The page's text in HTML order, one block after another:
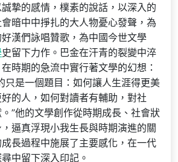
摯的感情，樸素的說話，以深入的
暗中中掙扎的大人物憂心發聲，為
漢們詠唱贊歌，為中國今世文學
史留下力作。巴金在汗青的裂變中淬
時期的急流中實行著文學的幻想：
只是一個題目：如何讓人生涯得更美
的人，如何對讀者有輔助，對社
”他的文學創作從時期成長、社會狀
逼真浮現小我生長與時期演進的關
長過程中施展了主要感化，在一代
中留下深入印記。